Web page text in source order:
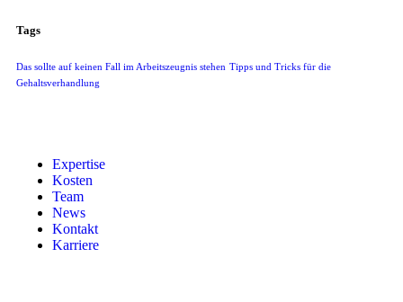
Tags
Das sollte auf keinen Fall im Arbeitszeugnis stehen Tipps und Tricks für die
Gehaltsverhandlung
Expertise
Kosten
Team
News
Kontakt
Karriere